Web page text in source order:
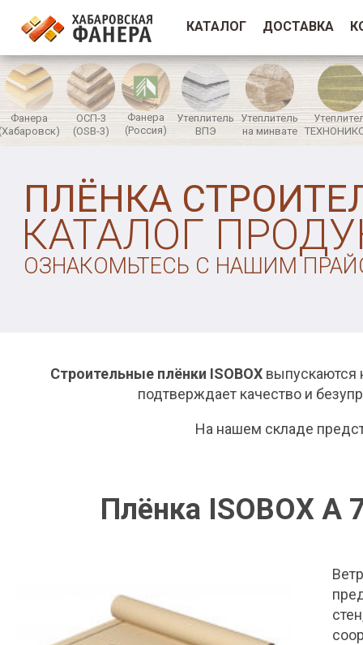
КАТАЛОГ ДОСТАВКА
Фанера
ОСП-3
(OSB-3)
Фанера
(Россия)
Утеплитель
ВПЭ
Утеплитель
на минвате
ПЛЁНКА
КАТАЛОГ
ОЗНАКОМЬТЕСЬ С НАШИМ
Строительные плёнки ISOBOXвыпускаются
подтверждает качество и
На нашем складе
Плёнка ISOBOX А